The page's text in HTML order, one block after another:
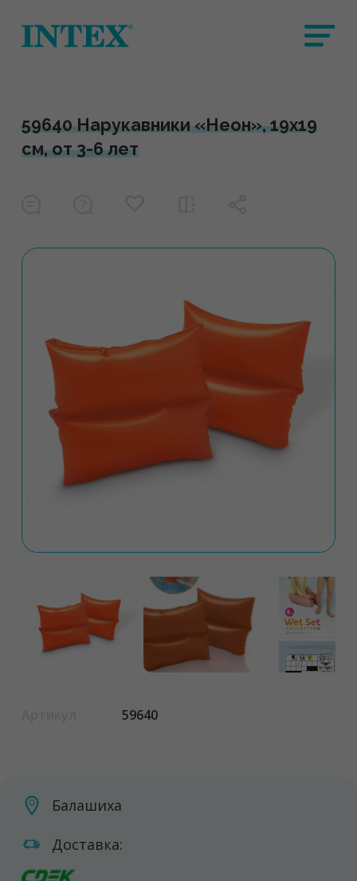
59640 Нарукавники «Неон», 19х19
см, от 3-6 лет
59640
Балашиха
Доставка: